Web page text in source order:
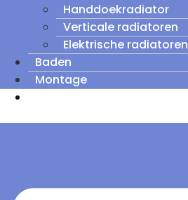
Handdoekradiator
Verticale radiatoren
Elektrische radiatoren
Baden
Montage